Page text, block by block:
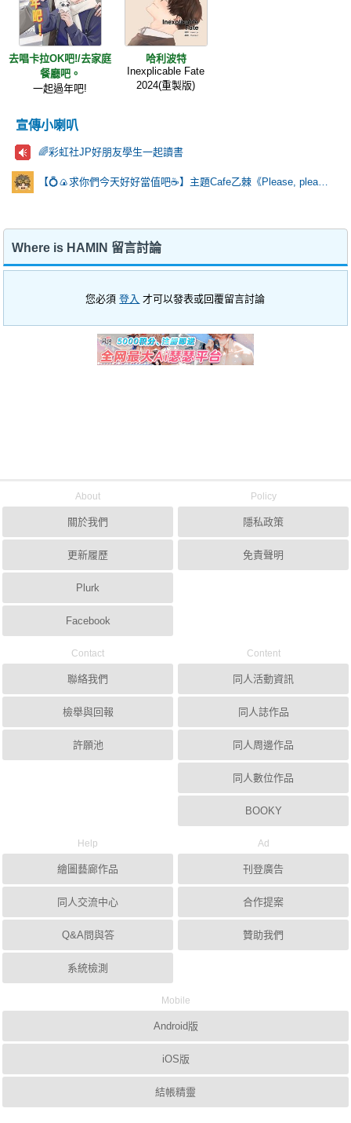
去唱卡拉OK吧!/去家庭
餐廳吧。
一起過年吧!
哈利波特
Inexplicable Fate
2024(重製版)
宣傳小喇叭
🌈彩虹社JP好朋友學生一起讀書
Where is HAMIN 留言討論
您必須登入 才可以發表或回覆留言討論
About
關於我們
更新履歷
Plurk
Facebook
Policy
隱私政策
免責聲明
Contact
聯絡我們
檢舉與回報
許願池
Content
同人活動資訊
同人誌作品
同人周邊作品
同人數位作品
BOOKY
Help
繪圖藝廊作品
同人交流中心
Q&A問與答
系統檢測
Ad
刊登廣告
合作提案
贊助我們
Mobile
Android版
iOS版
結帳精靈